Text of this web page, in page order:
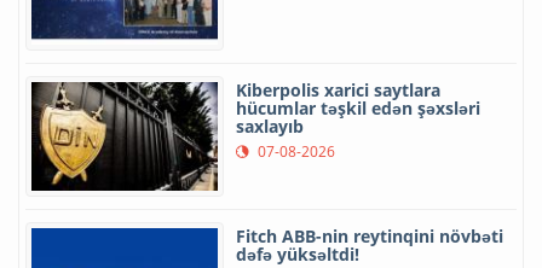
Kiberpolis xarici saytlara
hücumlar təşkil edən şəxsləri
saxlayıb
07-08-2026
Fitch ABB-nin reytinqini növbəti
dəfə yüksəltdi!